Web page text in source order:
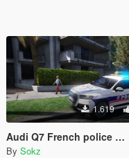
1.619
Audi Q7 French police - police nationale
By Sokz